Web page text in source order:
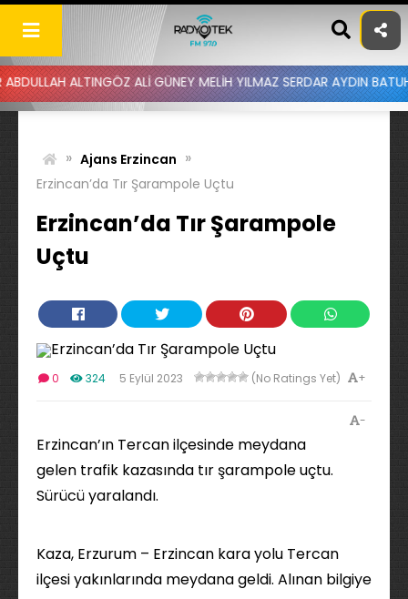
Skip
content
ALİ GÜNEY MELİH YILMAZ SERDAR AYDIN BATUHAN
» Ajans Erzincan »
Erzincan’da Tır Şarampole Uçtu
Erzincan’da Tır Şarampole
Uçtu
0 324 5 Eylül 2023 (No Ratings Yet) +
-
Erzincan’ın Tercan ilçesinde meydana
gelen trafik kazasında tır şarampole uçtu.
Sürücü yaralandı.
Kaza, Erzurum – Erzincan kara yolu Tercan
ilçesi yakınlarında meydana geldi. Alınan bilgiye